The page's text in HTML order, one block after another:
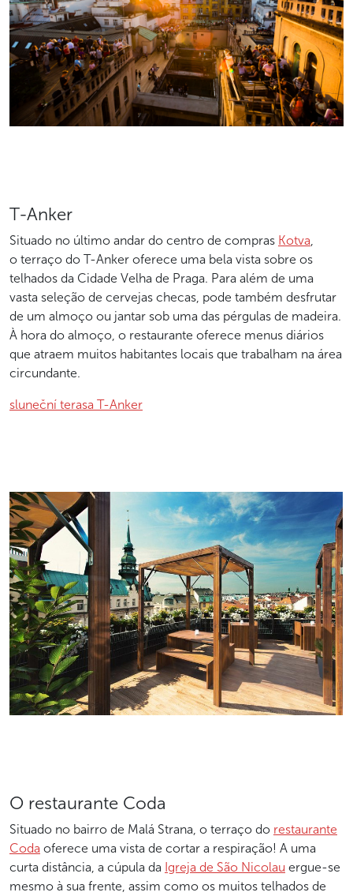
T-Anker
Situado no último andar do centro de compras Kotva
o terraço do T-Anker oferece uma bela vista sobre os
telhados da Cidade Velha de Praga. Para além de uma
vasta seleção de cervejas checas, pode também desfrutar
de um almoço ou jantar sob uma das pérgulas de madeira.
À hora do almoço, o restaurante oferece menus diários
que atraem muitos habitantes locais que trabalham na área
circundante.
sluneční terasa T-Anker
O restaurante Coda
Situado no bairro de Malá Strana, o terraço do restaurante
Coda oferece uma vista de cortar a respiração! A uma
curta distância, a cúpula da Igreja de São Nicolau ergue-se
mesmo à sua frente, assim como os muitos telhados de